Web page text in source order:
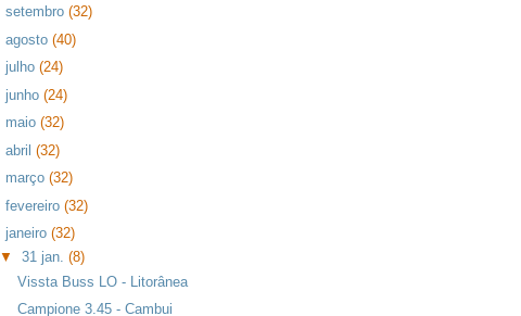
setembro (32)
agosto (40)
julho (24)
junho (24)
maio (32)
abril (32)
março (32)
fevereiro (32)
janeiro (32)
▼31 jan.(8)
Vissta Buss LO - Litorânea
Campione 3.45 - Cambui